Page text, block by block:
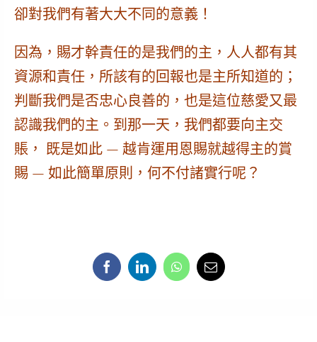
卻對我們有著大大不同的意義！
因為， 賜才幹責任的是我們的主，人人都有其
資源和責任，所該有的回報也是主所知道的 ；
判斷我們是否忠心良善的，也是這位慈愛又最
認識我們的主。 到那一天，我們都要向主交
賬， 既是如此 — 越肯運用恩賜就越得主的賞
賜— 如此簡單原則，何不付諸實行呢？